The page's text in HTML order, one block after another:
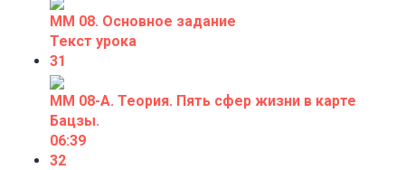
ММ 08. Основное задание
Текст урока
31
ММ 08-А. Теория. Пять сфер жизни в карте
Бацзы.
06:39
32